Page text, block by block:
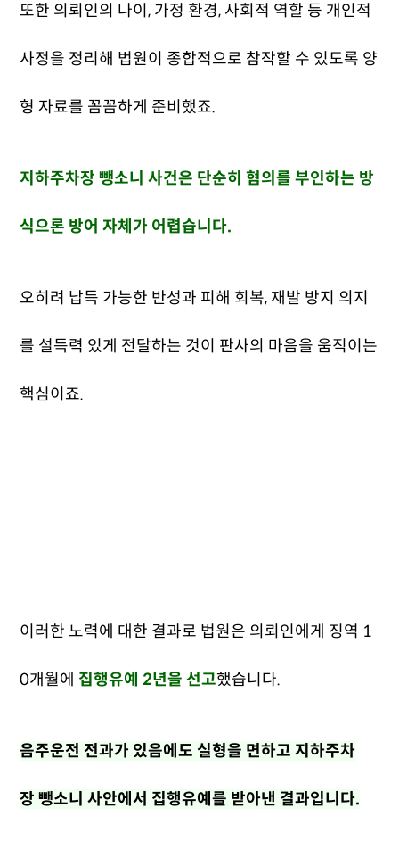
또한 의뢰인의 나이, 가정 환경, 사회적 역할 등 개인적
사정을 정리해 법원이 종합적으로 참작할 수 있도록 양
형 자료를 꼼꼼하게 준비했죠.
지하주차장 뺑소니 사건은 단순히 혐의를 부인하는 방
식으론 방어 자체가 어렵습니다.
오히려 납득 가능한 반성과 피해 회복, 재발 방지 의지
를 설득력 있게 전달하는 것이 판사의 마음을 움직이는
핵심이죠.
이러한 노력에 대한 결과로 법원은 의뢰인에게 징역 1
0개월에 집행유예 2년을 선고했습니다.
음주운전 전과가 있음에도 실형을 면하고 지하주차
장 뺑소니 사안에서 집행유예를 받아낸 결과입니다.